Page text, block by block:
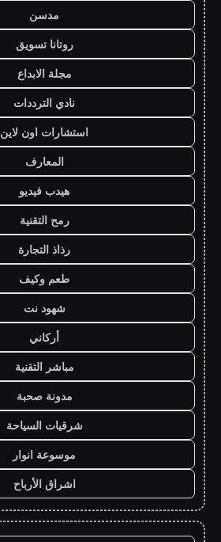
مدسن
روتانا تسويق
مجلة الابداع
نادي الترددات
استشارات اون لاين
المعارف
هيدب فيديو
رمح التقنية
رذاذ التجارة
طعم وكيف
شهود نت
أركاني
مباشر التقنية
مدونة صحبة
شرقيات السياحة
موسوعة انوار
اشراق الأرباح